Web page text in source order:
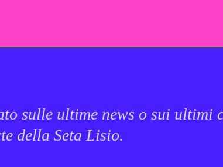
sulle ultime news o sui ultimi
della Seta Lisio.